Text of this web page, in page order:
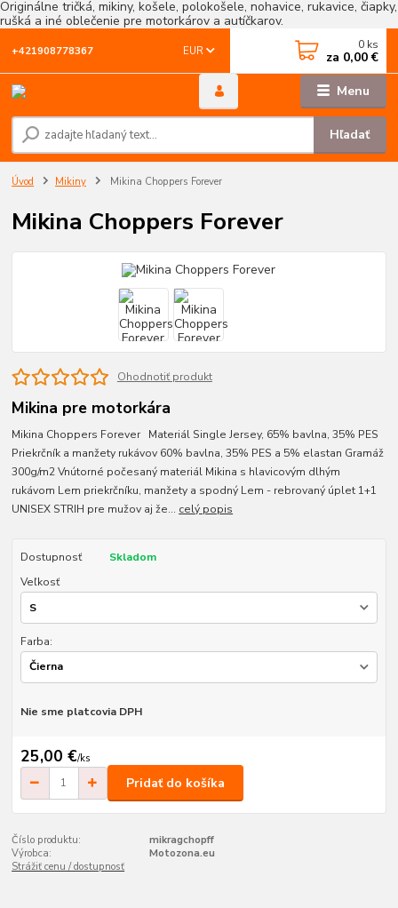
Originálne tričká, mikiny, košele, polokošele, nohavice, rukavice, čiapky,
rušká a iné oblečenie pre motorkárov a autíčkarov.
Menu
EUR
Hľadať
+421908778367 0 ks
za 0,00 €
Úvod Mikiny Mikina Choppers Forever
Mikina Choppers Forever
Ohodnotiť produkt
Mikina pre motorkára
Mikina Choppers Forever Materiál Single Jersey, 65% bavlna, 35% PES
Priekrčník a manžety rukávov 60% bavlna, 35% PES a 5% elastan Gramáž
300g/m2 Vnútorné počesaný materiál Mikina s hlavicovým dlhým
rukávom Lem priekrčníku, manžety a spodný Lem - rebrovaný úplet 1+1
UNISEX STRIH pre mužov aj že... celý popis
Dostupnosť
Skladom
Veľkosť
Farba:
Nie sme platcovia DPH
25,00 €/ks
Pridať do košíka
Číslo produktu:
mikragchopff
Výrobca:
Motozona.eu
Strážiť cenu / dostupnosť